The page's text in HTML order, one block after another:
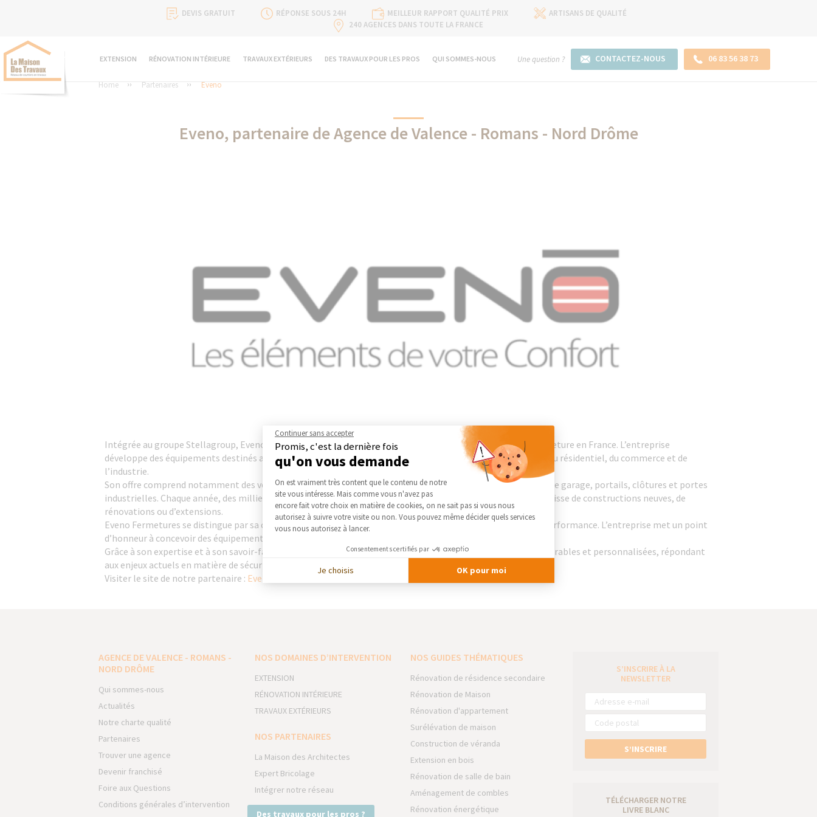
DEVIS GRATUIT RÉPONSE SOUS 24H MEILLEUR RAPPORT QUALITÉ PRIX
ARTISANS DE QUALITÉ
240 AGENCES DANS TOUTE LA FRANCE
EXTENSION RÉNOVATION INTÉRIEURE TRAVAUX EXTÉRIEURS DES TRAVAUX POUR LES PROS QUI SOMMES-NOUS Une question ? CONTACTEZ-NOUS 06 83 56 38 73
Home Partenaires Eveno
Eveno, partenaire de Agence de Valence - Romans - Nord Drôme
Intégrée au groupe Stellagroup, Eveno Fermetures s’impose comme un acteur majeur des solutions de fermeture en France. L’entreprise
développe des équipements destinés aussi bien aux particuliers qu’aux professionnels, couvrant les besoins du résidentiel, du commerce et de
l’industrie.
Son offre comprend notamment des volets roulants, des grilles et rideaux métalliques, ainsi que des portes de garage, portails, clôtures et portes
industrielles. Chaque année, des milliers de produits sont conçus pour répondre à des projets variés, qu’il s’agisse de constructions neuves, de
rénovations ou d’extensions.
Eveno Fermetures se distingue par sa capacité à proposer des solutions alliant robustesse, esthétisme et performance. L’entreprise met un point
d’honneur à concevoir des équipements fiables, adaptés aux exigences techniques et aux usages quotidiens.
Grâce à son expertise et à son savoir-faire industriel, la marque accompagne ses clients avec des solutions durables et personnalisées, répondant
aux enjeux actuels en matière de sécurité, de confort et de fonctionnalité.
Visiter le site de notre partenaire : Eveno — Menuiserie
AGENCE DE VALENCE - ROMANS -
NORD DRÔME
Qui sommes-nous
Actualités
Notre charte qualité
Partenaires
Trouver une agence
Devenir franchisé
Foire aux Questions
Conditions générales d’intervention
NOS DOMAINES D’INTERVENTION
EXTENSION
RÉNOVATION INTÉRIEURE
TRAVAUX EXTÉRIEURS
NOS PARTENAIRES
La Maison des Architectes
Expert Bricolage
Intégrer notre réseau
Des travaux pour les pros ?
NOS GUIDES THÉMATIQUES
Rénovation de résidence secondaire
Rénovation de Maison
Rénovation d'appartement
Surélévation de maison
Construction de véranda
Extension en bois
Rénovation de salle de bain
Aménagement de combles
Rénovation énergétique
S’INSCRIRE À LA
NEWSLETTER
S’INSCRIRE
TÉLÉCHARGER NOTRE
LIVRE BLANC
Continuer sans accepter
Promis, c'est la dernière fois
qu'on vous demande
Plateforme de Gestion du Consentement : Personnalisez vos Options
On est vraiment très content que le contenu de notre
site vous intéresse. Mais comme vous n'avez pas
encore fait votre choix en matière de cookies, on ne sait pas si vous nous
autorisez à suivre votre visite ou non. Vous pouvez même décider quels services
vous nous autorisez à lancer.
Consentements certifiés par
Je choisis OK pour moi
Axeptio consent